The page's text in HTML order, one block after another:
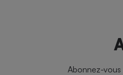
Abonnez-vous